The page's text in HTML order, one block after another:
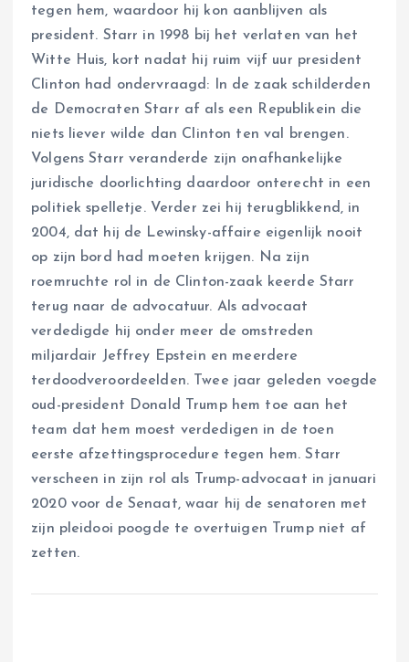
tegen hem, waardoor hij kon aanblijven als
president. Starr in 1998 bij het verlaten van het
Witte Huis, kort nadat hij ruim vijf uur president
Clinton had ondervraagd: In de zaak schilderden
de Democraten Starr af als een Republikein die
niets liever wilde dan Clinton ten val brengen.
Volgens Starr veranderde zijn onafhankelijke
juridische doorlichting daardoor onterecht in een
politiek spelletje. Verder zei hij terugblikkend, in
2004, dat hij de Lewinsky-affaire eigenlijk nooit
op zijn bord had moeten krijgen. Na zijn
roemruchte rol in de Clinton-zaak keerde Starr
terug naar de advocatuur. Als advocaat
verdedigde hij onder meer de omstreden
miljardair Jeffrey Epstein en meerdere
terdoodveroordeelden. Twee jaar geleden voegde
oud-president Donald Trump hem toe aan het
team dat hem moest verdedigen in de toen
eerste afzettingsprocedure tegen hem. Starr
verscheen in zijn rol als Trump-advocaat in januari
2020 voor de Senaat, waar hij de senatoren met
zijn pleidooi poogde te overtuigen Trump niet af
zetten.